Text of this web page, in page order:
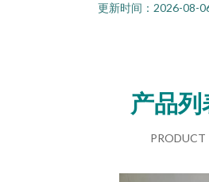
更新时间：2026-08-
产品列
PRODUCT